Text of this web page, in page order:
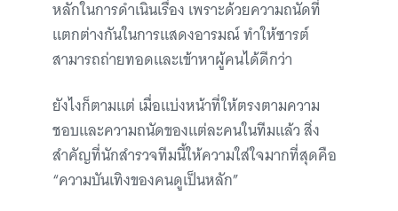
หลักในการดำเนินเรื่อง เพราะด้วยความถนัดที่
แตกต่างกันในการแสดงอารมณ์ ทำให้ซารต์
สามารถถ่ายทอดและเข้าหาผู้คนได้ดีกว่า
ยังไงก็ตามแต่ เมื่อแบ่งหน้าที่ให้ตรงตามความ
ชอบและความถนัดของแต่ละคนในทีมแล้ว สิ่ง
สำคัญที่นักสำรวจทีมนี้ให้ความใส่ใจมากที่สุดคือ
“ความบันเทิงของคนดูเป็นหลัก”